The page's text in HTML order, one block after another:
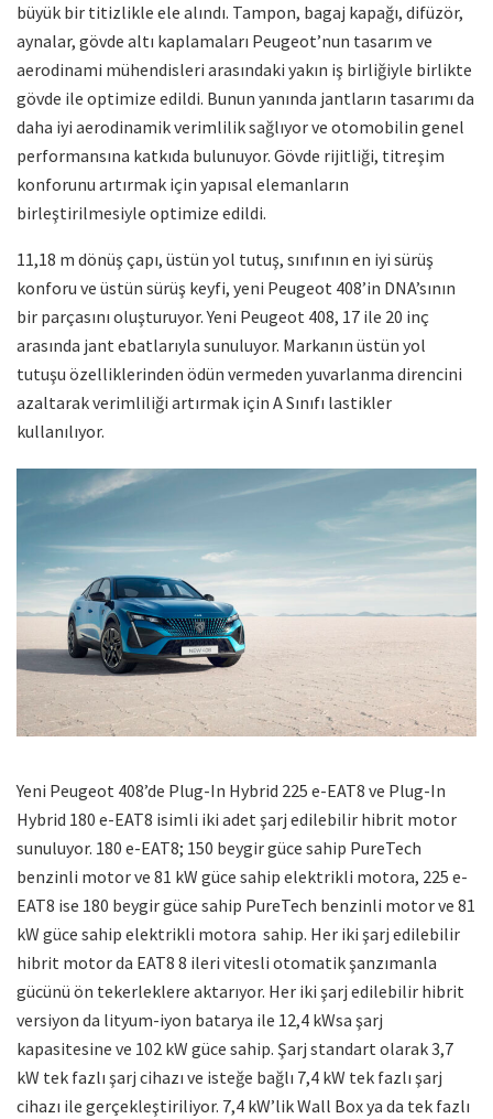
büyük bir titizlikle ele alındı. Tampon, bagaj kapağı, difüzör,
aynalar, gövde altı kaplamaları Peugeot’nun tasarım ve
aerodinami mühendisleri arasındaki yakın iş birliğiyle birlikte
gövde ile optimize edildi. Bunun yanında jantların tasarımı da
daha iyi aerodinamik verimlilik sağlıyor ve otomobilin genel
performansına katkıda bulunuyor. Gövde rijitliği, titreşim
konforunu artırmak için yapısal elemanların
birleştirilmesiyle optimize edildi.
11,18 m dönüş çapı, üstün yol tutuş, sınıfının en iyi sürüş
konforu ve üstün sürüş keyfi, yeni Peugeot 408’in DNA’sının
bir parçasını oluşturuyor. Yeni Peugeot 408, 17 ile 20 inç
arasında jant ebatlarıyla sunuluyor. Markanın üstün yol
tutuşu özelliklerinden ödün vermeden yuvarlanma direncini
azaltarak verimliliği artırmak için A Sınıfı lastikler
kullanılıyor.
Yeni Peugeot 408’de Plug-In Hybrid 225 e-EAT8 ve Plug-In
Hybrid 180 e-EAT8 isimli iki adet şarj edilebilir hibrit motor
sunuluyor. 180 e-EAT8; 150 beygir güce sahip PureTech
benzinli motor ve 81 kW güce sahip elektrikli motora, 225 e-
EAT8 ise 180 beygir güce sahip PureTech benzinli motor ve 81
kW güce sahip elektrikli motora sahip. Her iki şarj edilebilir
hibrit motor da EAT8 8 ileri vitesli otomatik şanzımanla
gücünü ön tekerleklere aktarıyor. Her iki şarj edilebilir hibrit
versiyon da lityum-iyon batarya ile 12,4 kWsa şarj
kapasitesine ve 102 kW güce sahip. Şarj standart olarak 3,7
kW tek fazlı şarj cihazı ve isteğe bağlı 7,4 kW tek fazlı şarj
cihazı ile gerçekleştiriliyor. 7,4 kW’lik Wall Box ya da tek fazlı